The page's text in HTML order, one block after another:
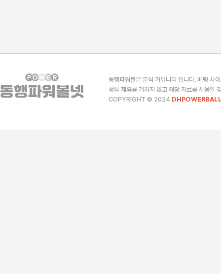
동행파워볼은 분석 커뮤니티 입니다. 배팅 사
정식 제휴를 거치지 않고 해당 자료를 사용할
COPYRIGHT © 2024